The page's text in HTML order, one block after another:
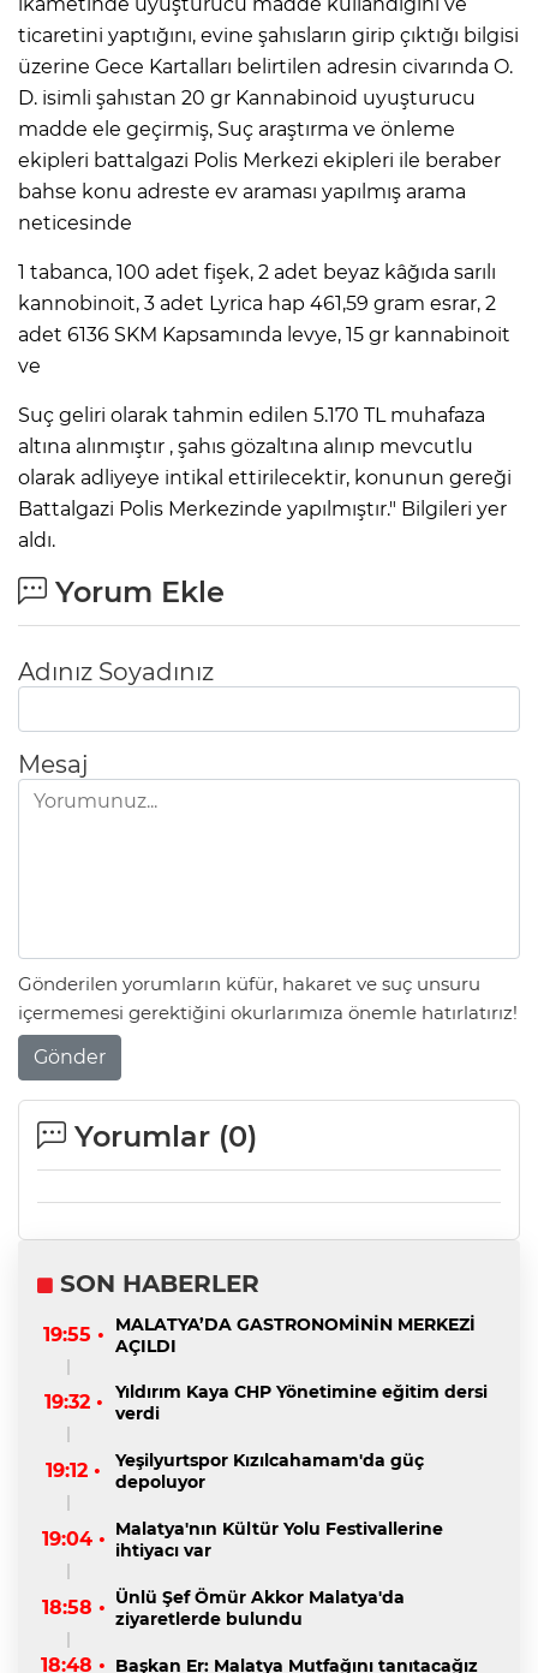
ticaretini yaptığını, evine şahısların girip çıktığı bilgisi
üzerine Gece Kartalları belirtilen adresin civarında O.
D. isimli şahıstan 20 gr Kannabinoid uyuşturucu
madde ele geçirmiş, Suç araştırma ve önleme
ekipleri battalgazi Polis Merkezi ekipleri ile beraber
bahse konu adreste ev araması yapılmış arama
neticesinde
1 tabanca, 100 adet fişek, 2 adet beyaz kâğıda sarılı
kannobinoit, 3 adet Lyrica hap 461,59 gram esrar, 2
adet 6136 SKM Kapsamında levye, 15 gr kannabinoit
ve
Suç geliri olarak tahmin edilen 5.170 TL muhafaza
altına alınmıştır , şahıs gözaltına alınıp mevcutlu
olarak adliyeye intikal ettirilecektir, konunun gereği
Battalgazi Polis Merkezinde yapılmıştır." Bilgileri yer
aldı.
Yorum Ekle
Adınız Soyadınız
Mesaj
Gönderilen yorumların küfür, hakaret ve suç unsuru
içermemesi gerektiğini okurlarımıza önemle hatırlatırız!
Gönder
Yorumlar (0)
SON HABERLER
19:55 •
MALATYA’DA GASTRONOMİNİN MERKEZİ
AÇILDI
19:32 •
Yıldırım Kaya CHP Yönetimine eğitim dersi
verdi
19:12 •
Yeşilyurtspor Kızılcahamam'da güç
depoluyor
19:04 • Malatya'nın Kültür Yolu Festivallerine
ihtiyacı var
18:58 • Ünlü Şef Ömür Akkor Malatya'da
ziyaretlerde bulundu
18:48 • Başkan Er: Malatya Mutfağını tanıtacağız